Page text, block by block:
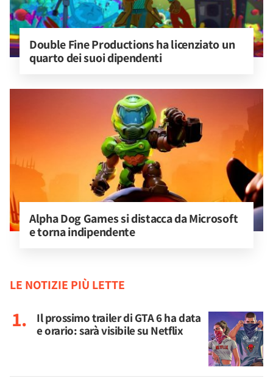
Double Fine Productions ha licenziato un
quarto dei suoi dipendenti
Alpha Dog Games si distacca da Microsoft
e torna indipendente
LE NOTIZIE PIÙ LETTE
Il prossimo trailer di GTA 6 ha data
e orario: sarà visibile su Netflix